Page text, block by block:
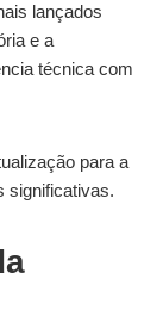
lançados
e a
técnica com
para a
significativas.